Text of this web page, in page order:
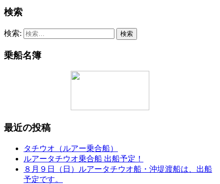
検索
検索:
乗船名簿
最近の投稿
タチウオ（ルアー乗合船）
ルアータチウオ乗合船 出船予定！
８月９日（日）ルアータチウオ船・沖堤渡船は、出船
予定です。